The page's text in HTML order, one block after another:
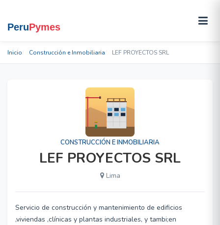
Inicio Construcción e Inmobiliaria LEF PROYECTOS SRL
CONSTRUCCIÓN E INMOBILIARIA
LEF PROYECTOS SRL
Lima
Servicio de construcción y mantenimiento de edificios
,viviendas ,clínicas y plantas industriales, y tambi;en